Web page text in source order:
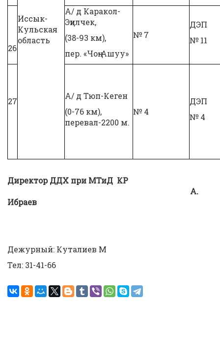
Иссык-
Кульская
область
26
А/ д Каракол-
Эңилчек,
(38-93 км),
пер. «Чоң-Ашуу»
№ 7
ДЭП
№ 11
27
А/ д Тюп-Кеген
(0-76 км),
перевал-2200 м.
№ 4
ДЭП
№ 4
Директор ДДХ при МТиД КР
А.
Ибраев
Дежурный: Куталиев М
Тел: 31-41-66